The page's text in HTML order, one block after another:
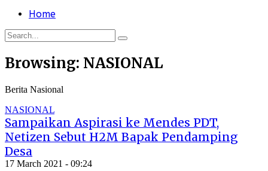
Home
Browsing: NASIONAL
Berita Nasional
NASIONAL
Sampaikan Aspirasi ke Mendes PDT,
Netizen Sebut H2M Bapak Pendamping
Desa
17 March 2021 - 09:24